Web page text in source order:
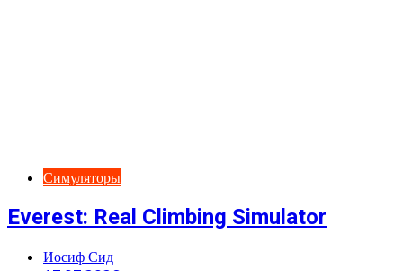
Симуляторы
Everest: Real Climbing Simulator
Иосиф Сид